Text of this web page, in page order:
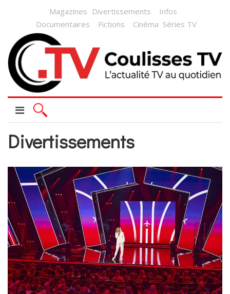
Magazines Divertissements
Infos
Documentaires
Fictions Cinéma Séries TV
Divertissements